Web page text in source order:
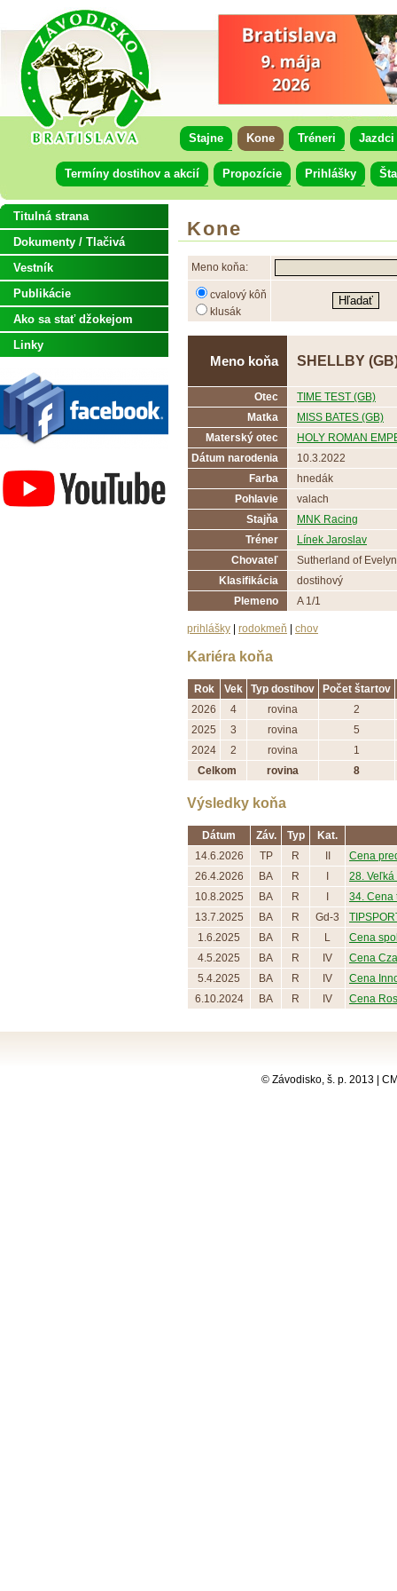
Stajne Kone Tréneri Jazdci
Termíny dostihov a akcií Propozície Prihlášky
Kone
Meno koňa:
cvalový kôň
klusák
Meno koňa SHELLBY
Otec
TIME TEST (GB)
Matka
MISS BATES (GB)
Materský otec
HOLY ROMAN
Dátum narodenia
10.3.2022
Farba
hnedák
Pohlavie
valach
Stajňa
MNK Racing
Tréner
Línek Jaroslav
Chovateľ
Sutherland of
Klasifikácia
dostihový
Plemeno
A 1/1
prihlášky rodokmeň chov
Kariéra koňa
Rok Vek Typ dostihov
Počet štartov
2026
4 rovina
2
2025
3 rovina
5
2024
2 rovina
1
Celkom
rovina 8
Výsledky koňa
Dátum Záv. Typ
Kat.
14.6.2026
TP R
Cena
26.4.2026
BA R
28. Veľká
10.8.2025
BA R
34. Cena
13.7.2025
BA R Gd-3
1.6.2025
BA R L
Cena
4.5.2025
BA R IV
Cena
5.4.2025
BA R IV
Cena
6.10.2024
BA R IV Cena
Titulná strana
Dokumenty / Tlačivá
Vestník
Publikácie
Ako sa stať džokejom
Linky
© Závodisko, š. p. 2013 |